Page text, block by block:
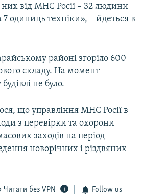
від МНС Росії – 32 людини
7 одиниць техніки», – йдеться в
районі згоріло 600
складу. На момент
не було.
що управління МНС Росії в
з перевірки та охорони
заходів на період
новорічних і різдвяних
Читати без VPN Follow us